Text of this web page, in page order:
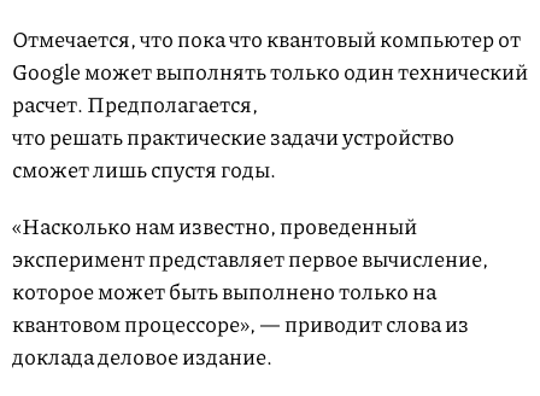
Отмечается, что пока что квантовый компьютер от
Google может выполнять только один технический
расчет. Предполагается,
что решать практические задачи устройство
сможет лишь спустя годы.
«Насколько нам известно, проведенный
эксперимент представляет первое вычисление,
которое может быть выполнено только на
квантовом процессоре», — приводит слова из
доклада деловое издание.